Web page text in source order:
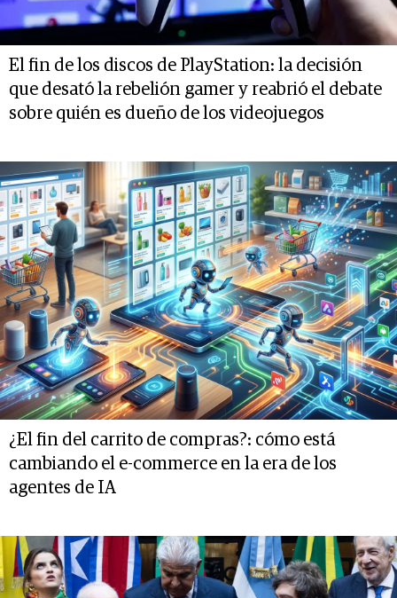
El fin de los discos de PlayStation: la decisión
que desató la rebelión gamer y reabrió el debate
sobre quién es dueño de los videojuegos
¿El fin del carrito de compras?: cómo está
cambiando el e-commerce en la era de los
agentes de IA